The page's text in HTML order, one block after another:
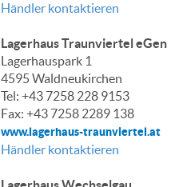
Händler kontaktieren
Lagerhaus Traunviertel eGen
Lagerhauspark 1
4595 Waldneukirchen
Tel: +43 7258 228 9153
Fax: +43 7258 2289 138
www.lagerhaus-traunviertel.at
Händler kontaktieren